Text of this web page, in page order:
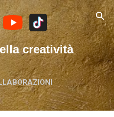
principali
creatività